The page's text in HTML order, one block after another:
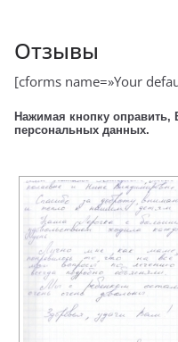
Отзывы
[cforms name=»Your
Нажимая кнопку оправить,
персональных данных.